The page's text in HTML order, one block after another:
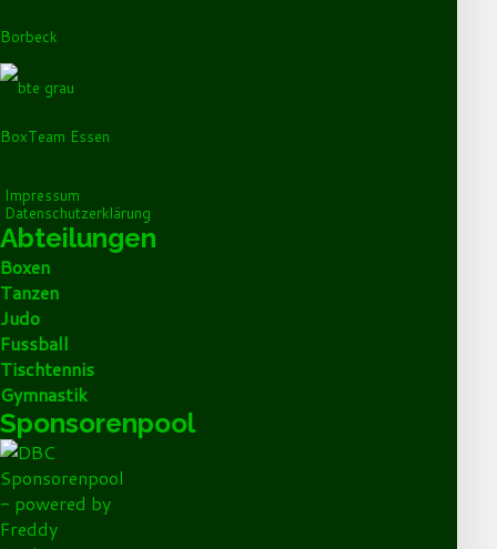
Borbeck
BoxTeam Essen
Impressum
Datenschutzerklärung
Abteilungen
Boxen
Tanzen
Judo
Fussball
Tischtennis
Gymnastik
Sponsorenpool